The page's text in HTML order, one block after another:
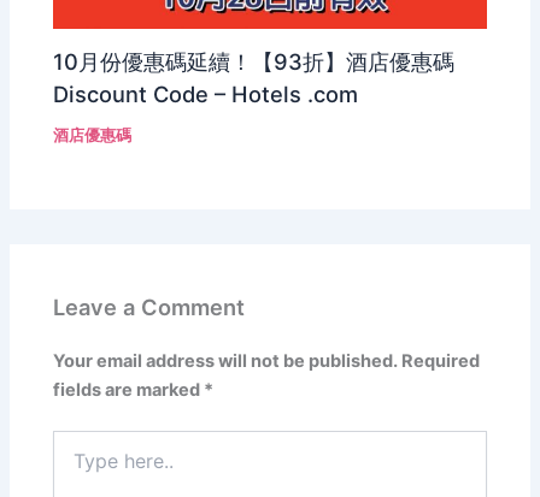
10月份優惠碼延續！【93折】酒店優惠碼
Discount Code – Hotels .com
酒店優惠碼
Leave a Comment
Your email address will not be published. Required
fields are marked *
here..